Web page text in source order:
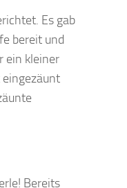
Es gab
bereit und
ein kleiner
Bereits